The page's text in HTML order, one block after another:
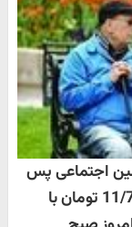
اجتماعی پس
از حمله اسرائیل به ایران | واریز 11/700/000 تومان با